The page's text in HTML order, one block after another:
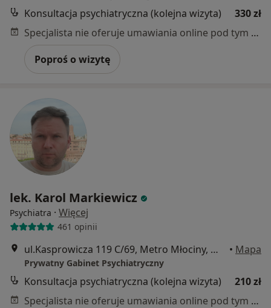
Konsultacja psychiatryczna (kolejna wizyta)
330 zł
Specjalista nie oferuje umawiania online pod tym adresem.
Poproś o wizytę
lek. Karol Markiewicz
Psychiatra · Więcej
461 opinii
ul.Kasprowicza 119 C/69, Metro Młociny, Warszawa • Mapa
Prywatny Gabinet Psychiatryczny
Konsultacja psychiatryczna (kolejna wizyta)
210 zł
Specjalista nie oferuje umawiania online pod tym adresem.